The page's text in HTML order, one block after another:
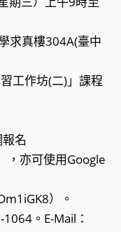
求真樓304A(臺中
工作坊(二)」課程
名
，亦可使用Google
）。
。E-Mail：